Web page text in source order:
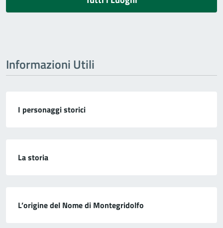
Informazioni Utili
I personaggi storici
La storia
L’origine del Nome di Montegridolfo